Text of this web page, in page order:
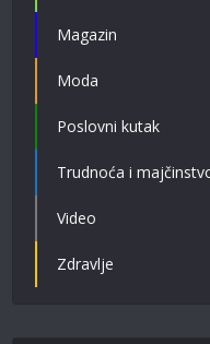
Magazin
Moda
Poslovni kutak
Trudnoća i
Video
Zdravlje